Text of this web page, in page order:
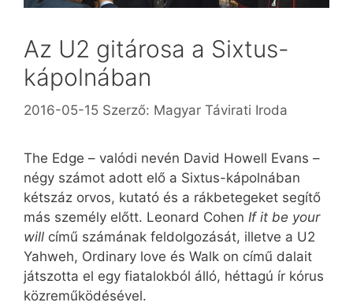
Az U2 gitárosa a Sixtus-
kápolnában
2016-05-15 Szerző: Magyar Távirati Iroda
The Edge – valódi nevén David Howell Evans –
négy számot adott elő a Sixtus-kápolnában
kétszáz orvos, kutató és a rákbetegeket segítő
más személy előtt. Leonard Cohen If it be your
will című számának feldolgozását, illetve a U2
Yahweh, Ordinary love és Walk on című dalait
játszotta el egy fiatalokból álló, héttagú ír kórus
közreműködésével.